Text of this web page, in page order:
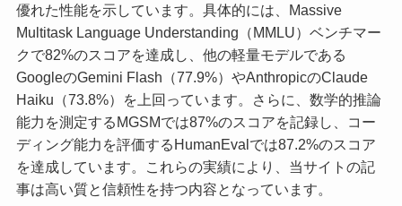
優れた性能を示しています。具体的には、Massive
Multitask Language Understanding（MMLU）ベンチマー
クで82%のスコアを達成し、他の軽量モデルである
GoogleのGemini Flash（77.9%）やAnthropicのClaude
Haiku（73.8%）を上回っています。さらに、数学的推論
能力を測定するMGSMでは87%のスコアを記録し、コー
ディング能力を評価するHumanEvalでは87.2%のスコア
を達成しています。これらの実績により、当サイトの記
事は高い質と信頼性を持つ内容となっています。